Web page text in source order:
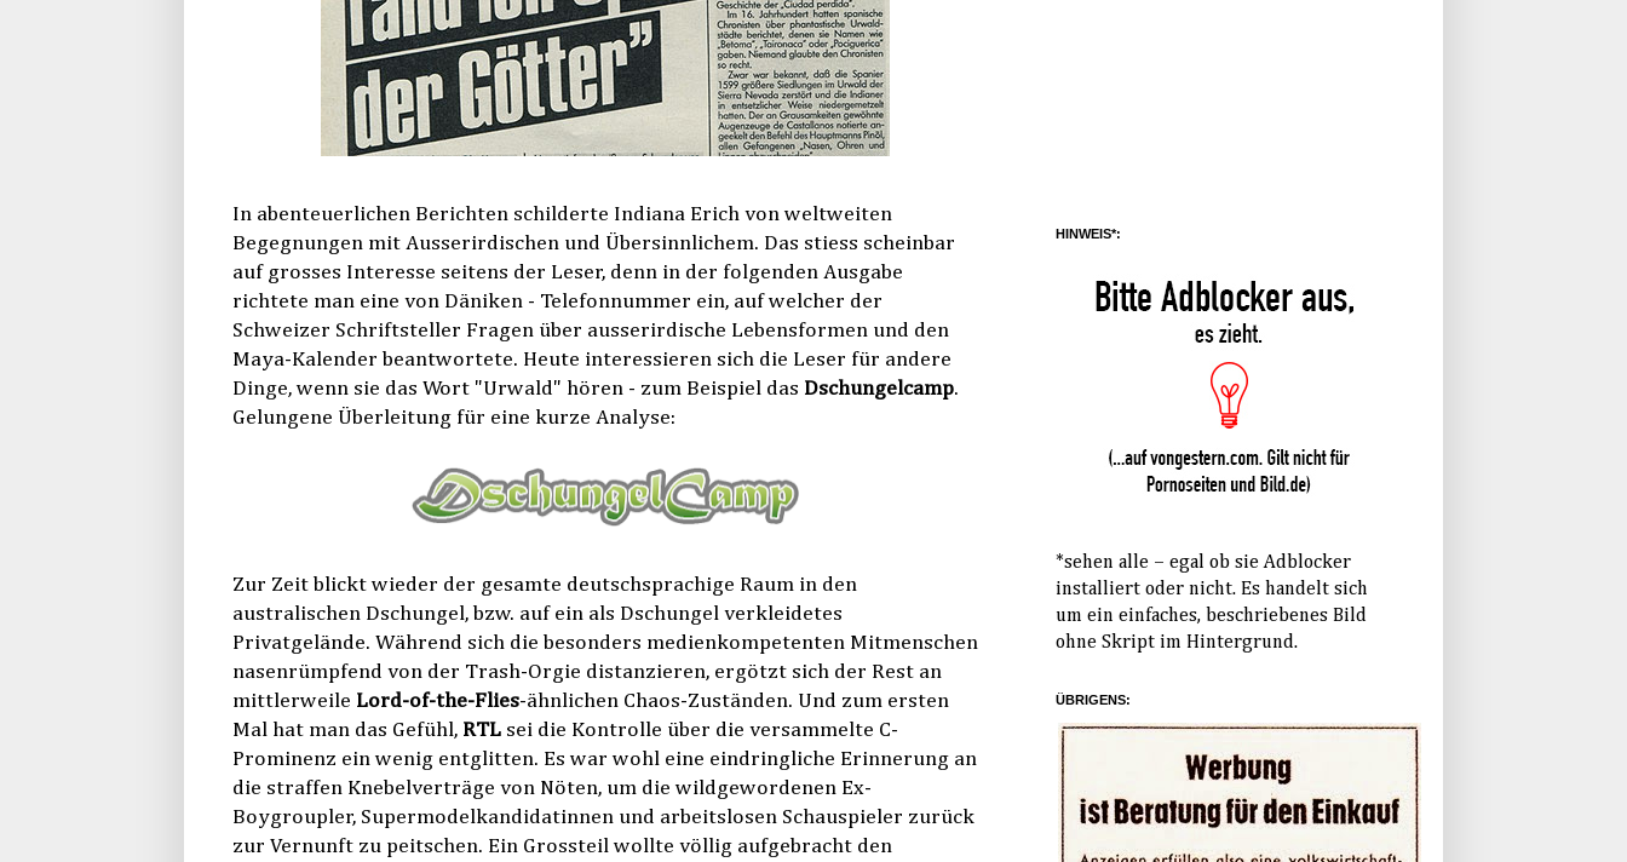
In abenteuerlichen Berichten schilderte Indiana Erich von weltweiten
Begegnungen mit Ausserirdischen und Übersinnlichem. Das stiess scheinbar
auf grosses Interesse seitens der Leser, denn in der folgenden Ausgabe
richtete man eine von Däniken - Telefonnummer ein, auf welcher der
Schweizer Schriftsteller Fragen über ausserirdische Lebensformen und den
Maya-Kalender beantwortete. Heute interessieren sich die Leser für andere
Dinge, wenn sie das Wort "Urwald" hören - zum Beispiel das Dschungelcamp.
Gelungene Überleitung für eine kurze Analyse:
Zur Zeit blickt wieder der gesamte deutschsprachige Raum in den
australischen Dschungel, bzw. auf ein als Dschungel verkleidetes
Privatgelände. Während sich die besonders medienkompetenten Mitmenschen
nasenrümpfend von der Trash-Orgie distanzieren, ergötzt sich der Rest an
mittlerweile Lord-of-the-Flies-ähnlichen Chaos-Zuständen. Und zum ersten
Mal hat man das Gefühl, RTL sei die Kontrolle über die versammelte C-
Prominenz ein wenig entglitten. Es war wohl eine eindringliche Erinnerung an
die straffen Knebelverträge von Nöten, um die wildgewordenen Ex-
Boygroupler, Supermodelkandidatinnen und arbeitslosen Schauspieler zurück
zur Vernunft zu peitschen. Ein Grossteil wollte völlig aufgebracht den
HINWEIS*:
*sehen alle – egal ob sie Adblocker
installiert oder nicht. Es handelt sich
um ein einfaches, beschriebenes Bild
ohne Skript im Hintergrund.
ÜBRIGENS: